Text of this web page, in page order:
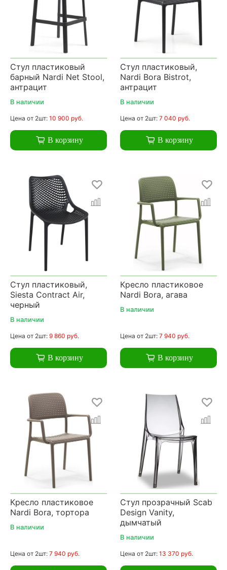
Стул пластиковый
барный Nardi Net Stool,
антрацит
В наличии
Цена от 2шт: 10 900 руб.
В корзину
Стул пластиковый,
Nardi Bora Bistrot,
антрацит
В наличии
Цена от 2шт: 7 040 руб.
В корзину
Стул пластиковый,
Siesta Contract Air,
черный
В наличии
Цена от 2шт: 9 860 руб.
В корзину
Кресло пластиковое
Nardi Bora, агава
В наличии
Цена от 2шт: 7 940 руб.
В корзину
Кресло пластиковое
Nardi Bora, тортора
В наличии
Цена от 2шт: 7 940 руб.
Стул прозрачный Scab
Design Vanity,
дымчатый
В наличии
Цена от 2шт: 13 370 руб.